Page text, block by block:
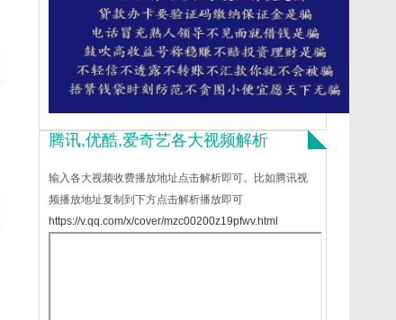
腾讯,优酷,爱奇艺各大视频解析
输入各大视频收费播放地址点击解析即可。比如腾讯视
频播放地址复制到下方点击解析播放即可
https://v.qq.com/x/cover/mzc00200z19pfwv.html